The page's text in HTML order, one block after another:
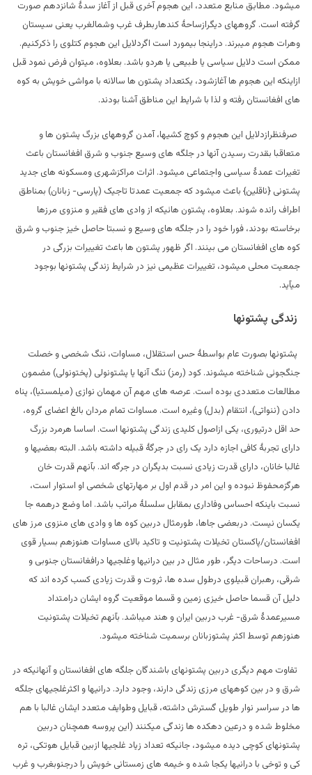
میشود. مطابق منابع متعدد، این هجوم آخری قبل از آغاز سدۀ شانزدهم صورت
گرفته است. گروههای دیگرازساحۀ کندهاربطرف غرب وشمالغرب یعنی سیستان
وهرات هجوم میبرند. دراینجا بیمورد است اگردلایل این هجوم کتلوی را ذکرکنیم.
ممکن است دلایل سیاسی یا طبیعی یا هردو باشد. بعلاوه، میتوان فرض نمود قبل
ازاینکه این هجوم ها آغازشود، یکتعداد پشتون ها سالانه با مواشی خویش به کوه
های افغانستان رفته و لذا با شرایط این مناطق آشنا بودند.
صرفنظرازدلایل این هجوم و کوچ کشیها، آمدن گروههای بزرگ پشتون ها و
متعاقبا بقدرت رسیدن آنها در جلگه های وسیع جنوب و شرق افغانستان باعث
تغیرات عمدۀ سیاسی واجتماعی میشود. اثرات مراکزشهری ومسکونه های جدید
پشتونی {ناقلین} باعث میشود که جمعیت عمدتا تاجیک (پارسی- زبانان) بمناطق
اطراف رانده شوند. بعلاوه، پشتون هائیکه از وادی های فقیر و منزوی مرزها
برخاسته بودند، فورا خود را در جلگه های وسیع و نسبتا حاصل خیز جنوب و شرق
کوه های افغانستان می بینند. اگر ظهور پشتون ها باعث تغییرات بزرگی در
جمعیت محلی میشود، تغییرات عظیمی نیز در شرایط زندگی پشتونها بوجود
میآید.
زندگی پشتونها
پشتونها بصورت عام بواسطۀ حس استقلال، مساوات، ننگ شخصی و خصلت
جنگجوئی شناخته میشوند. کود (رمز) ننگ آنها یا پشتونولی (پختونولی) مضمون
مطالعات متعددی بوده است. عرصه های مهم آن مهمان نوازی (میلمستیا)، پناه
دادن (ننواتی)، انتقام (بدل) وغیره است. مساوات تمام مردان بالغ اعضای گروه،
حد اقل درتیوری، یکی ازاصول کلیدی زندگی پشتونها است. اساسا هرمرد بزرگ
دارای تجربۀ کافی اجازه دارد یک رای در جرگۀ قبیله داشته باشد. البته بعضیها و
غالبا خانان، دارای قدرت زیادی نسبت بدیگران در جرگه اند. بآنهم قدرت خان
هرگزمحفوظ نبوده و این امر در قدم اول بر مهارتهای شخصی او استوار است،
نسبت باینکه احساس وفاداری بمقابل سلسلۀ مراتب باشد. اما وضع درهمه جا
یکسان نیست. دربعضی جاها، طورمثال دربین کوه ها و وادی های منزوی مرز های
افغانستان/پاکستان تخیلات پشتونیت و تاکید بالای مساوات هنوزهم بسیار قوی
است. درساحات دیگر، طور مثال در بین درانیها وغلجیها درافغانستان جنوبی و
شرقی، رهبران قبیلوی درطول سده ها، ثروت و قدرت زیادی کسب کرده اند که
دلیل آن قسما حاصل خیزی زمین و قسما موقعیت گروه ایشان درامتداد
مسیرعمدۀ شرق- غرب دربین ایران و هند میباشد. بآنهم تخیلات پشتونیت
هنوزهم توسط اکثر پشتوزبانان برسمیت شناخته میشود.
تفاوت مهم دیگری دربین پشتونهای باشندگان جلگه های افغانستان و آنهائیکه در
شرق و در بین کوههای مرزی زندگی دارند، وجود دارد. درانیها و اکثرغلجیهای جلگه
ها در سراسر نوار طویل گسترش داشته، قبایل وطوایف متعدد ایشان غالبا با هم
مخلوط شده و درعین دهکده ها زندگی میکنند (این پروسه همچنان دربین
پشتونهای کوچی دیده میشود، جائیکه تعداد زیاد غلجیها ازبین قبایل هوتکی، تره
کی و توخی با درانیها یکجا شده و خیمه های زمستانی خویش را درجنوبغرب و غرب